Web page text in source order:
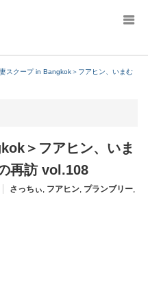
スクープ in Bangkok＞フアヒン、いまむ
＞フアヒン、いま
再訪 vol.108
さっちぃ, フアヒン, プランブリー,